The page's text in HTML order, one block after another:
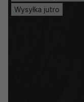
Wysyłka jutro